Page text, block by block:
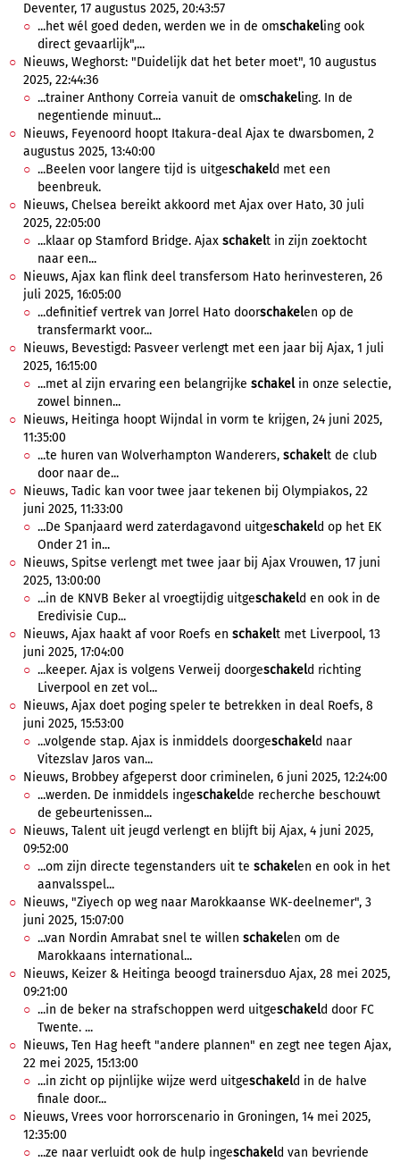
Deventer, 17 augustus 2025, 20:43:57
...het wél goed deden, werden we in de omschakeling ook
direct gevaarlijk",...
Nieuws, Weghorst: "Duidelijk dat het beter moet", 10 augustus
2025, 22:44:36
...trainer Anthony Correia vanuit de omschakeling. In de
negentiende minuut...
Nieuws, Feyenoord hoopt Itakura-deal Ajax te dwarsbomen, 2
augustus 2025, 13:40:00
...Beelen voor langere tijd is uitgeschakeld met een
beenbreuk.
Nieuws, Chelsea bereikt akkoord met Ajax over Hato, 30 juli
2025, 22:05:00
...klaar op Stamford Bridge. Ajax schakelt in zijn zoektocht
naar een...
Nieuws, Ajax kan flink deel transfersom Hato herinvesteren, 26
juli 2025, 16:05:00
...definitief vertrek van Jorrel Hato doorschakelen op de
transfermarkt voor...
Nieuws, Bevestigd: Pasveer verlengt met een jaar bij Ajax, 1 juli
2025, 16:15:00
...met al zijn ervaring een belangrijke schakelin onze selectie,
zowel binnen...
Nieuws, Heitinga hoopt Wijndal in vorm te krijgen, 24 juni 2025,
11:35:00
...te huren van Wolverhampton Wanderers, schakelt de club
door naar de...
Nieuws, Tadic kan voor twee jaar tekenen bij Olympiakos, 22
juni 2025, 11:33:00
...De Spanjaard werd zaterdagavond uitgeschakeld op het EK
Onder 21 in...
Nieuws, Spitse verlengt met twee jaar bij Ajax Vrouwen, 17 juni
2025, 13:00:00
...in de KNVB Beker al vroegtijdig uitgeschakeld en ook in de
Eredivisie Cup...
Nieuws, Ajax haakt af voor Roefs en schakelt met Liverpool, 13
juni 2025, 17:04:00
...keeper. Ajax is volgens Verweij doorgeschakeld richting
Liverpool en zet vol...
Nieuws, Ajax doet poging speler te betrekken in deal Roefs, 8
juni 2025, 15:53:00
...volgende stap. Ajax is inmiddels doorgeschakeld naar
Vitezslav Jaros van...
Nieuws, Brobbey afgeperst door criminelen, 6 juni 2025, 12:24:00
...werden. De inmiddels ingeschakelde recherche beschouwt
de gebeurtenissen...
Nieuws, Talent uit jeugd verlengt en blijft bij Ajax, 4 juni 2025,
09:52:00
...om zijn directe tegenstanders uit te schakelen en ook in het
aanvalsspel...
Nieuws, "Ziyech op weg naar Marokkaanse WK-deelnemer", 3
juni 2025, 15:07:00
...van Nordin Amrabat snel te willen schakelen om de
Marokkaans international...
Nieuws, Keizer & Heitinga beoogd trainersduo Ajax, 28 mei 2025,
09:21:00
...in de beker na strafschoppen werd uitgeschakeld door FC
Twente. ...
Nieuws, Ten Hag heeft "andere plannen" en zegt nee tegen Ajax,
22 mei 2025, 15:13:00
...in zicht op pijnlijke wijze werd uitgeschakeld in de halve
finale door...
Nieuws, Vrees voor horrorscenario in Groningen, 14 mei 2025,
12:35:00
...ze naar verluidt ook de hulp ingeschakeld van bevriende